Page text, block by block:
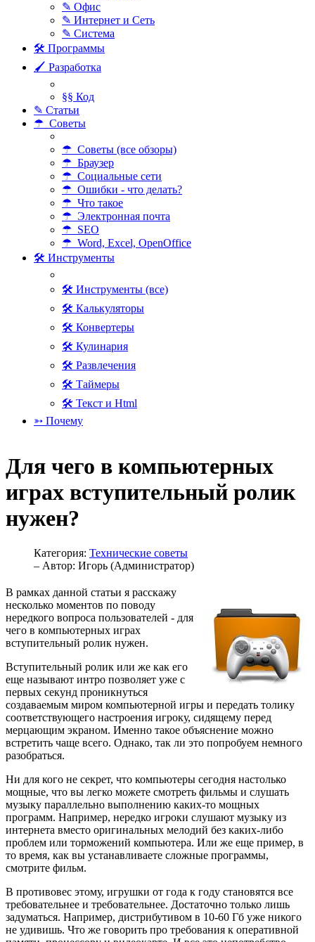
✎ Офис
✎ Интернет и Сеть
✎ Система
🛠 Программы
🖌 Разработка
§§ Код
✎ Статьи
☂ Советы
☂ Советы (все обзоры)
☂ Браузер
☂ Социальные сети
☂ Ошибки - что делать?
☂ Что такое
☂ Электронная почта
☂ SEO
☂ Word, Excel, OpenOffice
🛠 Инструменты
🛠 Инструменты (все)
🛠 Калькуляторы
🛠 Конвертеры
🛠 Кулинария
🛠 Развлечения
🛠 Таймеры
🛠 Текст и Html
➳ Почему
Для чего в компьютерных
играх вступительный ролик
нужен?
Категория: Технические советы
– Автор: Игорь (Администратор)
В рамках данной статьи я расскажу
несколько моментов по поводу
нередкого вопроса пользователей - для
чего в компьютерных играх
вступительный ролик нужен.
Вступительный ролик или же как его
еще называют интро позволяет уже с
первых секунд проникнуться
создаваемым миром компьютерной игры и передать толику
соответствующего настроения игроку, сидящему перед
мерцающим экраном. Именно такое объяснение можно
встретить чаще всего. Однако, так ли это попробуем немного
разобраться.
Ни для кого не секрет, что компьютеры сегодня настолько
мощные, что вы легко можете смотреть фильмы и слушать
музыку параллельно выполнению каких-то мощных
программ. Например, нередко игроки слушают музыку из
интернета вместо оригинальных мелодий без каких-либо
проблем или торможений компьютера. Или же еще пример, в
то время, как вы устанавливаете сложные программы,
смотрите фильм.
В противовес этому, игрушки от года к году становятся все
требовательнее и требовательнее. Достаточно только лишь
задуматься. Например, дистрибутивом в 10-60 Гб уже никого
не удивишь. Что же говорить про требования к оперативной